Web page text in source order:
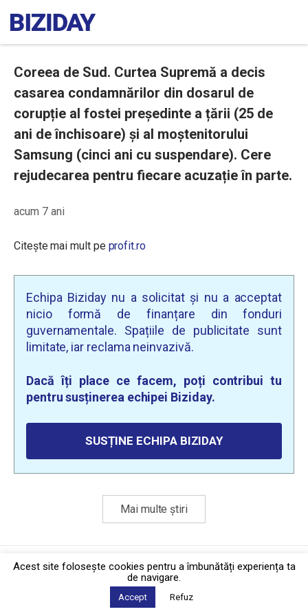
Coreea de Sud. Curtea Supremă a decis
casarea condamnărilor din dosarul de
corupție al fostei președinte a țării (25 de
ani de închisoare) și al moștenitorului
Samsung (cinci ani cu suspendare). Cere
rejudecarea pentru fiecare acuzație în parte.
acum 7 ani
Citește mai mult pe profit.ro
Echipa Biziday nu a solicitat și nu a acceptat
nicio formă de finanțare din fonduri
guvernamentale. Spațiile de publicitate sunt
limitate, iar reclama neinvazivă.
Dacă îți place ce facem, poți contribui tu
pentru susținerea echipei Biziday.
SUSȚINE ECHIPA BIZIDAY
Mai multe știri
Politica de confidențialitate·Contact
2026 © Biziday
Acest site foloseşte cookies pentru a îmbunătăți experiența ta
de navigare.
Accept Refuz